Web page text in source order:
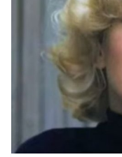
zodiaku są
ich mądrość
z
wiedzę oraz
dlatego nie da
rozmówcy,
pogodzie.
łatwością w